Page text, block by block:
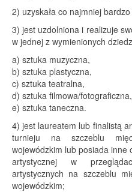
2) uzyskała co najmniej
3) jest uzdolniona i realizuje
w jednej z wymienionych
a) sztuka muzyczna,
b) sztuka plastyczna,
c) sztuka teatralna,
d) sztuka filmowa/fotograficzna,
e) sztuka taneczna.
4) jest laureatem lub finalistą
turnieju na szczeblu
wojewódzkim lub posiada inne
artystycznej w
artystycznych na szczeblu
wojewódzkim;